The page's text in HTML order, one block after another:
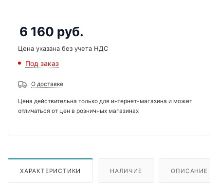
6 160 руб.
Цена указана без учета НДС
Под заказ
О доставке
Цена действительна только для интернет-магазина и может
отличаться от цен в розничных магазинах
ХАРАКТЕРИСТИКИ НАЛИЧИЕ ОПИСАНИЕ